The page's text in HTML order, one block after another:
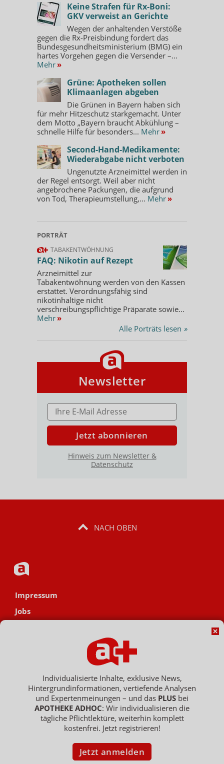
Keine Strafen für Rx-Boni:
GKV verweist an Gerichte
Wegen der anhaltenden Verstöße
gegen die Rx-Preisbindung fordert das
Bundesgesundheitsministerium (BMG) ein
hartes Vorgehen gegen die Versender –...
Mehr »
Grüne: Apotheken sollen
Klimaanlagen abgeben
Die Grünen in Bayern haben sich
für mehr Hitzeschutz starkgemacht. Unter
dem Motto „Bayern braucht Abkühlung –
schnelle Hilfe für besonders... Mehr »
Second-Hand-Medikamente:
Wiederabgabe nicht verboten
Ungenutzte Arzneimittel werden in
der Regel entsorgt. Weil aber nicht
angebrochene Packungen, die aufgrund
von Tod, Therapieumstellung,... Mehr »
PORTRÄT
TABAKENTWÖHNUNG
FAQ: Nikotin auf Rezept
Arzneimittel zur
Tabakentwöhnung werden von den Kassen
erstattet. Verordnungsfähig sind
nikotinhaltige nicht
verschreibungspflichtige Präparate sowie...
Mehr »
Alle Porträts lesen »
Newsletter
E-MAIL ADRESSE
Jetzt abonnieren
Hinweis zum Newsletter &
Datenschutz
NACH OBEN
Impressum
Jobs
Hinweisgebersystem
Vertrag widerrufen
Copyright © 2007 - 2026 , APOTHEKE ADHOC ist ein Dienst der ELPATO
Geschäftsführer: Patrick Hollstein, Thomas Bellartz / Amtsgericht Berlin
Charlottenburg / HRB 204 379 B
Individualisierte Inhalte, exklusive News,
Hintergrundinformationen, vertiefende Analysen
und Expertenmeinungen – und das PLUS bei
APOTHEKE ADHOC: Wir individualisieren die
tägliche Pflichtlektüre, weiterhin komplett
kostenfrei. Jetzt registrieren!
Jetzt anmelden